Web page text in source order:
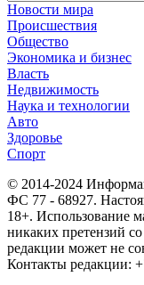
Новости мира
Происшествия
Общество
Экономика и бизнес
Власть
Недвижимость
Наука и технологии
Авто
Здоровье
Спорт
© 2014-2024
ФС 77 - 68927.
18+. Использование
никаких претензий
редакции может не
Контакты редакции: